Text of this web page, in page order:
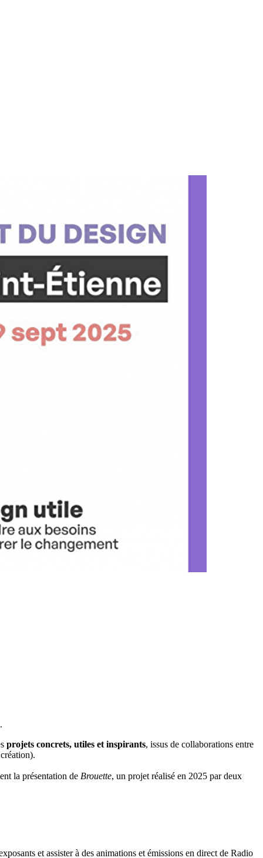
projets concrets, utiles et inspirants, issus de collaborations entre
la présentation de Brouette, un projet réalisé en 2025 par deux
et assister à des animations et émissions en direct de Radio